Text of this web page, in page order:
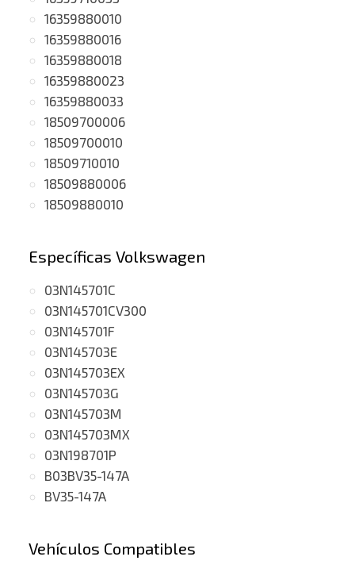
16359880010
16359880016
16359880018
16359880023
16359880033
18509700006
18509700010
18509710010
18509880006
18509880010
Específicas Volkswagen
03N145701C
03N145701CV300
03N145701F
03N145703E
03N145703EX
03N145703G
03N145703M
03N145703MX
03N198701P
B03BV35-147A
BV35-147A
Vehículos Compatibles